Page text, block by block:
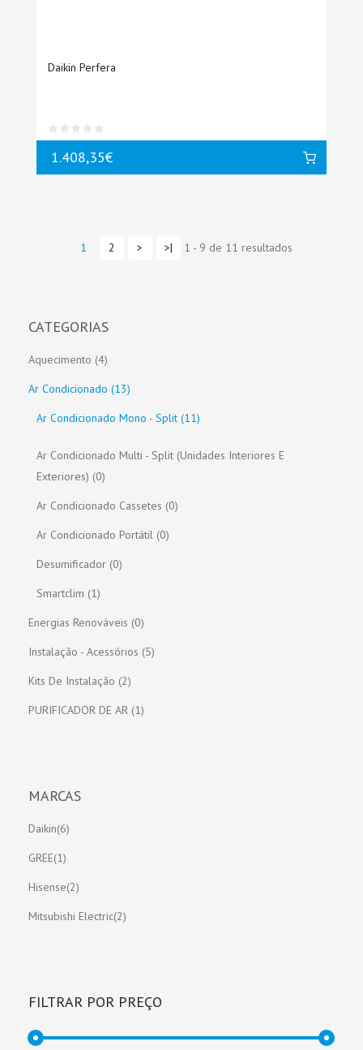
FILTRAR POR PREÇO
CATEGORIAS
Aquecimento (4)
Ar Condicionado (13)
Ar Condicionado Mono - Split (11)
Ar Condicionado Multi - Split (unidades Interiores E
Exteriores) (0)
Ar Condicionado Cassetes (0)
Ar Condicionado Portátil (0)
Desumificador (0)
Smartclim (1)
Energias Renováveis (0)
Instalação - Acessórios (5)
Kits De Instalação (2)
PURIFICADOR DE AR (1)
MARCAS
Daikin(6)
GREE(1)
Hisense(2)
Mitsubishi Electric(2)
Daikin Perfera
1.408,35€
1 2 > >| 1 - 9 de 11 resultados